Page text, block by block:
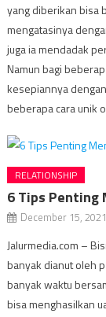
yang diberikan bisa
mengatasinya
juga ia mendadak
Namun bagi
kesepiannya
beberapa cara unik
RELATIONSHIP
6 Tips Penting
December 15, 2021
Jalurmedia.com –
banyak dianut oleh
banyak waktu
bisa menghasilkan